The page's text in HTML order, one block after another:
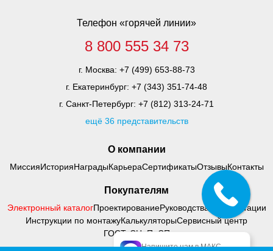
О компании
МиссияИсторияНаградыКарьераСертификатыОтзывыКонтакты
Покупателям
Электронный каталогПроектированиеРуководства по адаптации
Инструкции по монтажуКалькуляторыСервисный центр
ГОСТ, СНиП, СП
Телефон «горячей линии»
8 800 555 34 73
г. Москва: +7 (499) 653-88-73
г. Екатеринбург: +7 (343) 351-74-48
г. Санкт-Петербург: +7 (812) 313-24-71
ещё 36 представительств
Напишите нам в МАКС